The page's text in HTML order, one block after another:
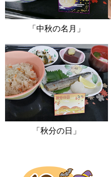
「中秋の名月」
「秋分の日」